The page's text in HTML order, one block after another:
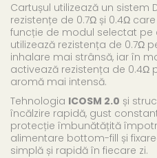
Cartușul utilizează un sistem
rezistențe de 0.7Ω și 0.4Ω
funcție de modul selectat pe
utilizează rezistența de 0.7Ω
inhalare mai strânsă, iar în
activează rezistența de 0.4Ω
aromă mai intensă.
Tehnologia ICOSM 2.0 și
încălzire rapidă, gust
protecție îmbunătățită
alimentare bottom-fill și
simplă și rapidă în fiecare zi.